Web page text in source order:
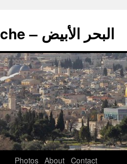
La mer blanche – البحر الأبيض
Photos About Contact